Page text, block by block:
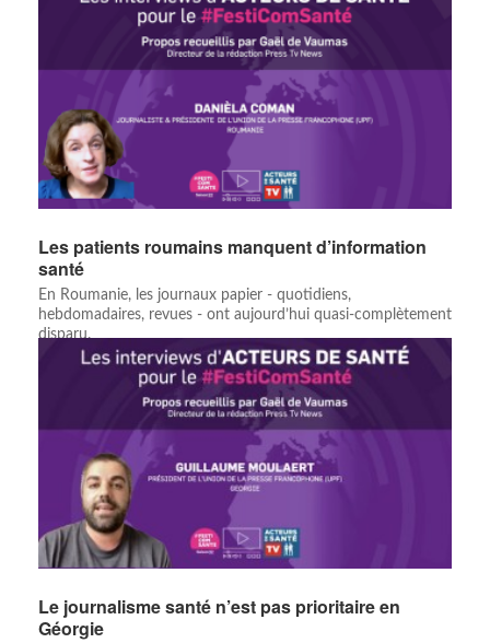
Les patients roumains manquent d’information
santé
En Roumanie, les journaux papier - quotidiens,
hebdomadaires, revues - ont aujourd’hui quasi-complètement
disparu.
Le journalisme santé n’est pas prioritaire en
Géorgie